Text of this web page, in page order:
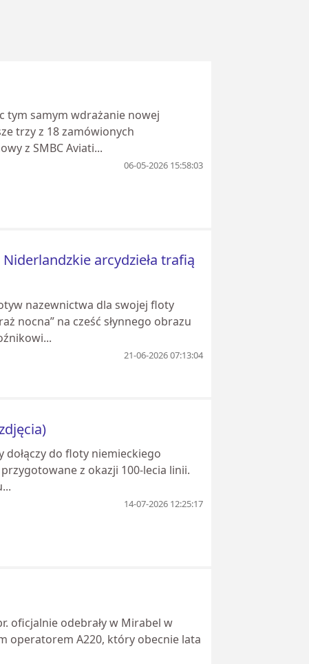
tym samym wdrażanie nowej
trzy z 18 zamówionych
z SMBC Aviati...
06-05-2026 15:58:03
arcydzieła trafią
nazewnictwa dla swojej floty
nocna” na cześć słynnego obrazu
21-06-2026 07:13:04
dołączy do floty niemieckiego
z okazji 100-lecia linii.
14-07-2026 12:25:17
oficjalnie odebrały w Mirabel w
operatorem A220, który obecnie lata